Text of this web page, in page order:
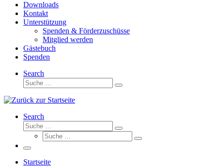
Downloads
Kontakt
Unterstützung
Spenden & Förderzuschüsse
Mitglied werden
Gästebuch
Spenden
Search
Suche
Suche
Search
Suche
Suche
Suche
Suche
Menü
Startseite